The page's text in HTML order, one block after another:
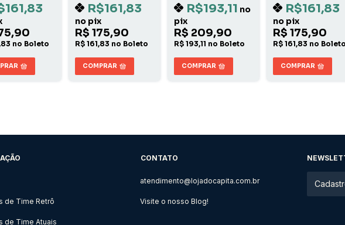
no Boleto
R$161,83
no pix
R$ 175,90
R$ 161,83 no Boleto
COMPRAR
R$193,11 no
pix
R$ 209,90
R$ 193,11 no Boleto
COMPRAR
R$161,83
no pix
R$ 175,90
R$ 161,83 no Boleto
COMPRAR
de Time Retrô
de Time Atuais
CONTATO
atendimento@lojadocapita.com.br
Visite o nosso Blog!